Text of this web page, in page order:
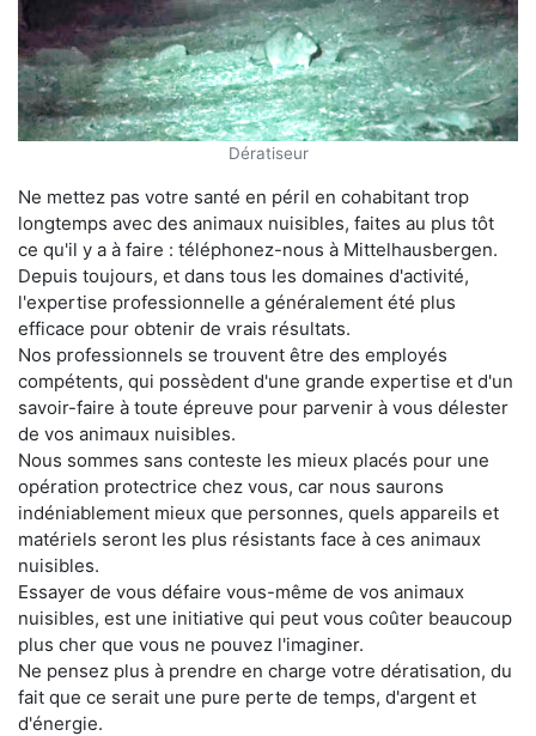
Dératiseur
Ne mettez pas votre santé en péril en cohabitant trop
longtemps avec des animaux nuisibles, faites au plus tôt
ce qu'il y a à faire : téléphonez-nous à Mittelhausbergen.
Depuis toujours, et dans tous les domaines d'activité,
l'expertise professionnelle a généralement été plus
efficace pour obtenir de vrais résultats.
Nos professionnels se trouvent être des employés
compétents, qui possèdent d'une grande expertise et d'un
savoir-faire à toute épreuve pour parvenir à vous délester
de vos animaux nuisibles.
Nous sommes sans conteste les mieux placés pour une
opération protectrice chez vous, car nous saurons
indéniablement mieux que personnes, quels appareils et
matériels seront les plus résistants face à ces animaux
nuisibles.
Essayer de vous défaire vous-même de vos animaux
nuisibles, est une initiative qui peut vous coûter beaucoup
plus cher que vous ne pouvez l'imaginer.
Ne pensez plus à prendre en charge votre dératisation, du
fait que ce serait une pure perte de temps, d'argent et
d'énergie.